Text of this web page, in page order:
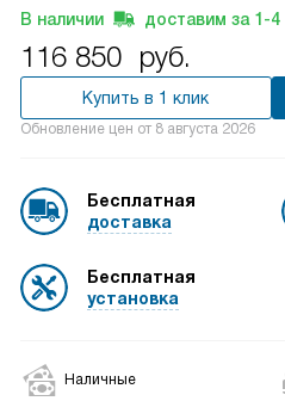
В наличии доставим за 1-4
116 850 руб.
Купить в 1 клик
Обновление цен от 8 августа 2026
Бесплатная
доставка
Бесплатная
установка
Наличные